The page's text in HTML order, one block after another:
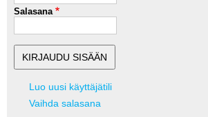
Salasana
Luo uusi käyttäjätili
Vaihda salasana